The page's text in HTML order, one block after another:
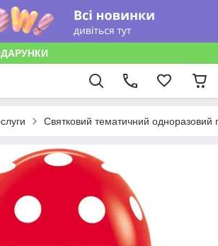
Святковий тематичний одноразовий